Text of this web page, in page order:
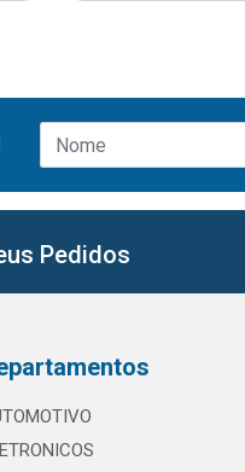
Pedidos